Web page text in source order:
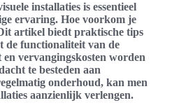
installaties is essentieel
ervaring. Hoe voorkom je
artikel biedt praktische tips
de functionaliteit van de
vervangingskosten worden
te besteden aan
onderhoud, kan men
aanzienlijk verlengen.